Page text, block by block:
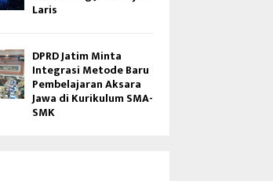
Laris
DPRD Jatim Minta
Integrasi Metode Baru
Pembelajaran Aksara
Jawa di Kurikulum SMA-
SMK